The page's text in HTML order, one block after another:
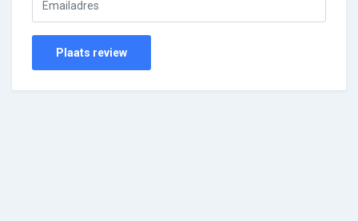
Plaats review